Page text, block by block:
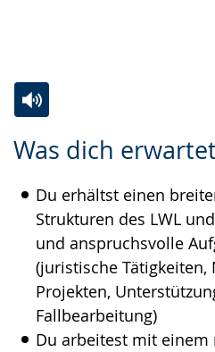
Was dich erwartet
Du erhältst einen
Strukturen des LWL
und anspruchsvolle
(juristische
Projekten,
Fallbearbeitung)
Du arbeitest mit
Leichten
wechseln.
Audio-
Video
Deutscher
Gebärdensprache
wird
angezeigt.